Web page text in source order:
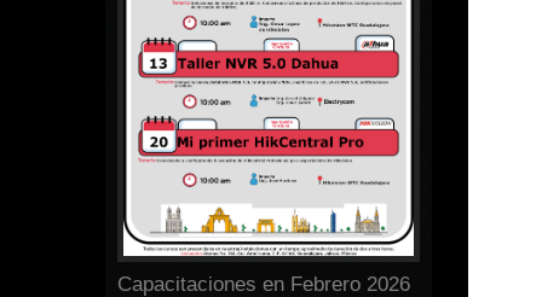
Capacitaciones en Febrero 2026